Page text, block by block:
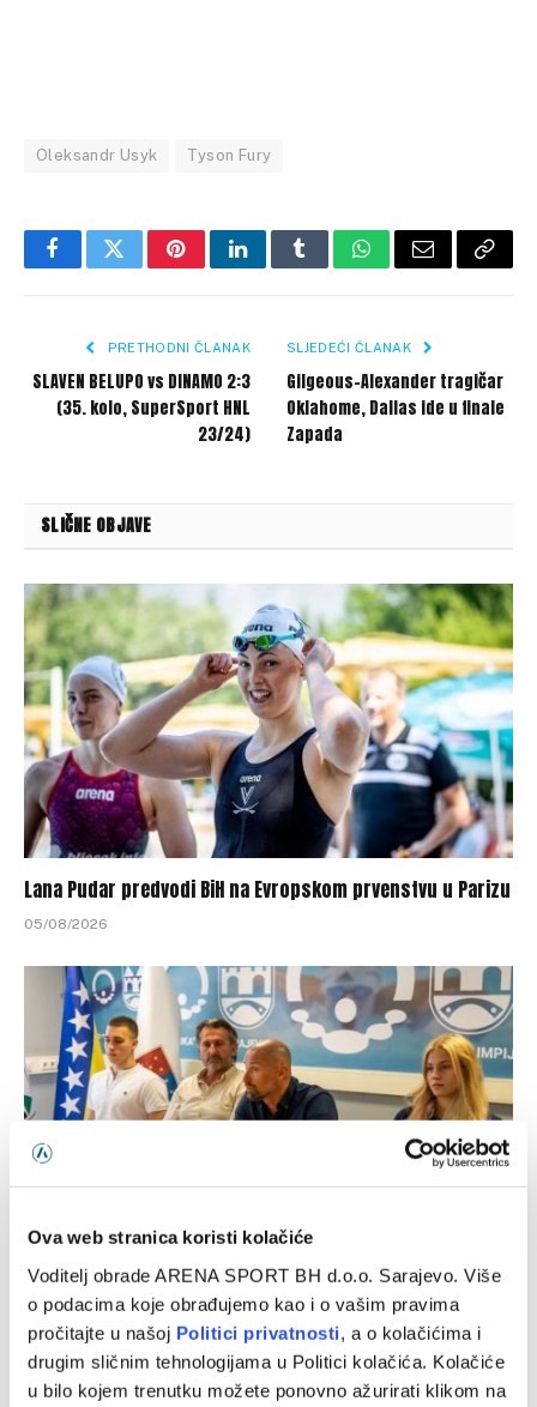
Ova web stranica koristi kolačiće
Voditelj obrade ARENA SPORT BH d.o.o. Sarajevo. Više
o podacima koje obrađujemo kao i o vašim pravima
pročitajte u našoj Politici privatnosti, a o kolačićima i
drugim sličnim tehnologijama u Politici kolačića. Kolačiće
u bilo kojem trenutku možete ponovno ažurirati klikom na
Oleksandr Usyk Tyson Fury
FacebookTwitterPinterestLinkedInTumblrWhatsApp
Email Copy
PRETHODNI ČLANAK
SLAVEN BELUPO vs DINAMO 2:3
(35. kolo, SuperSport HNL
23/24)
SLJEDEĆI ČLANAK
Gilgeous-Alexander tragičar
Oklahome, Dallas ide u finale
Zapada
SLIČNE OBJAVE
Lana Pudar predvodi BiH na Evropskom prvenstvu u Parizu
05/08/2026
Avdić: Očekujem odlične rezultate na Evropskom
prvenstvu i Mediteranskim igrama
05/08/2026